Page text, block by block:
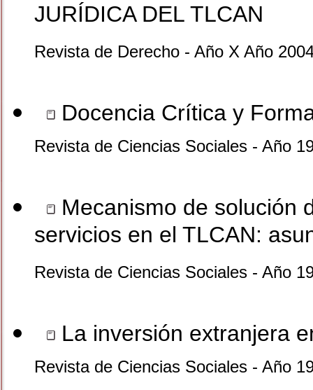
JURÍDICA DEL TLCAN
Revista de Derecho - Año X Año
Docencia Crítica y
Revista de Ciencias Sociales - Año
Mecanismo de solución
servicios en el TLCAN:
Revista de Ciencias Sociales - Año
La inversión extranjera
Revista de Ciencias Sociales - Año